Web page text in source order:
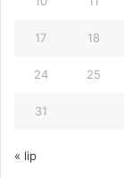
17 18
24 25
31
« lip